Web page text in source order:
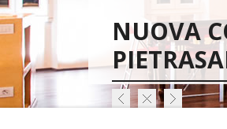
NUOVA